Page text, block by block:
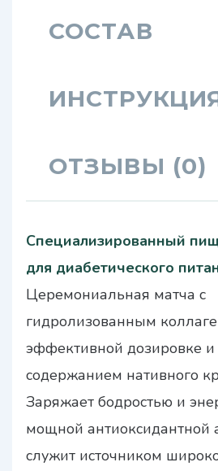
СОСТАВ
ОТЗЫВЫ (0)
Специализированный
для диабетического
Церемониальная матча с
гидролизованным
эффективной дозировке
содержанием нативного
Заряжает бодростью и
мощной антиоксидантной
служит источником